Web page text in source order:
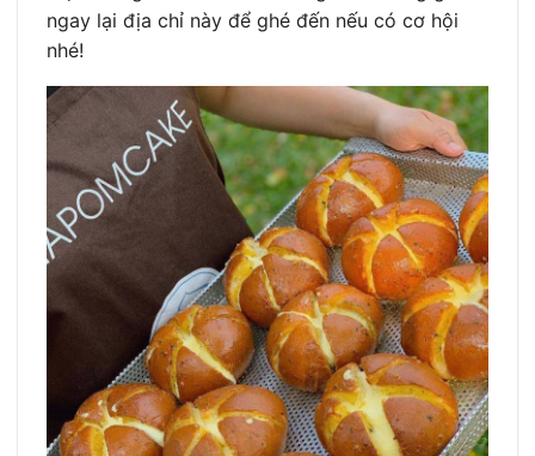
ngay lại địa chỉ này để ghé đến nếu có cơ hội
nhé!